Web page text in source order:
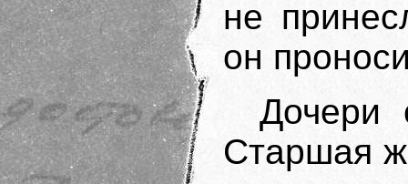
не
он
Дочери
Старшая